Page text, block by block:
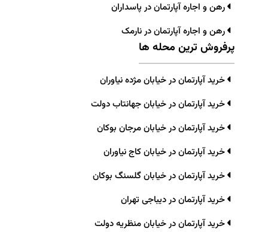
رهن و اجاره آپارتمان در پاسداران
رهن و اجاره آپارتمان در نارمک
پرفروش ترین محله ها
خرید آپارتمان در خیابان مژده نیاوران
خرید آپارتمان در خیابان جهانتاب دولت
خرید آپارتمان در خیابان مرجان بوکان
خرید آپارتمان در خیابان کاج نیاوران
خرید آپارتمان در خیابان گلسنگ بوکان
خرید آپارتمان در دیباجی تهران
خرید آپارتمان در خیابان منظریه دولت